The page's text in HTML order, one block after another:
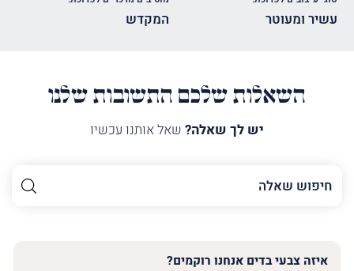
עשיר ומעוטר המקדש
השאלות שלכם התשובות שלנו
יש לך שאלה? שאל אותנו עכשיו
השם
שלך
איזה צבעי בדים אנחנו רוקמים?